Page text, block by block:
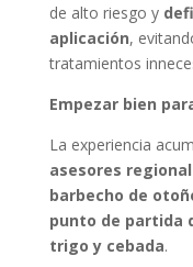
de alto riesgo y
aplicación,
tratamientos
Empezar bien
La experiencia
asesores
barbecho de
punto de partida
trigo y cebada.